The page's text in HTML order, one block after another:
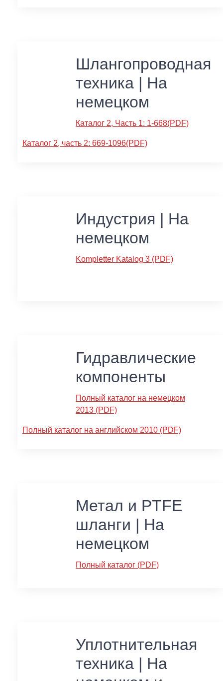
Шлангопроводная
техника | На
немецком
Каталог 2, Часть 1: 1-668(PDF)
Каталог 2, часть 2: 669-1096(PDF)
Индустрия | На
немецком
Kompletter Katalog 3 (PDF)
Гидравлические
компоненты
Полный каталог на немецком
2013 (PDF)
Полный каталог на английском 2010 (PDF)
Метал и PTFE
шланги | На
немецком
Полный каталог (PDF)
Уплотнительная
техника | На